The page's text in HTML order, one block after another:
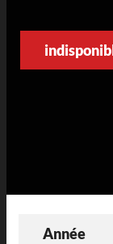
Année